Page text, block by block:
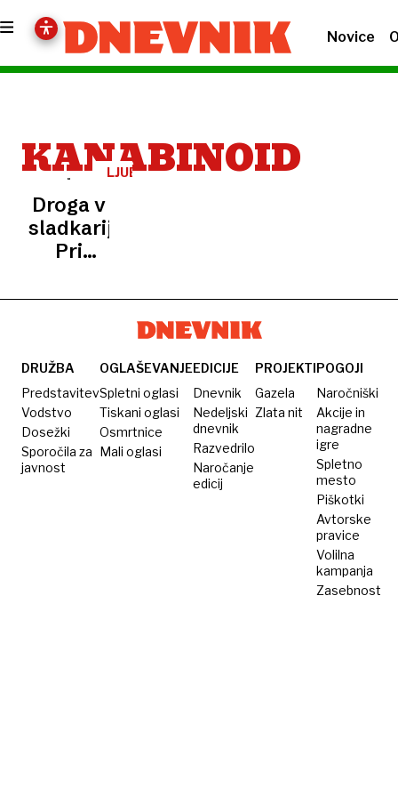
Novice
KANABINOID
LJUBLJANA
Droga v
sladkariji:
Pri
je
zamračenost
dni
DRUŽBA
Predstavitev
Vodstvo
Dosežki
Sporočila za
javnost
OGLAŠEVANJE
Spletni oglasi
Tiskani oglasi
Osmrtnice
Mali oglasi
EDICIJE
Dnevnik
Nedeljski
dnevnik
Razvedrilo
Naročanje
edicij
PROJEKTI
Gazela
Zlata nit
POGOJI
Naročniški
Akcije in
nagradne
igre
Spletno
mesto
Piškotki
Avtorske
pravice
Volilna
kampanja
Zasebnost